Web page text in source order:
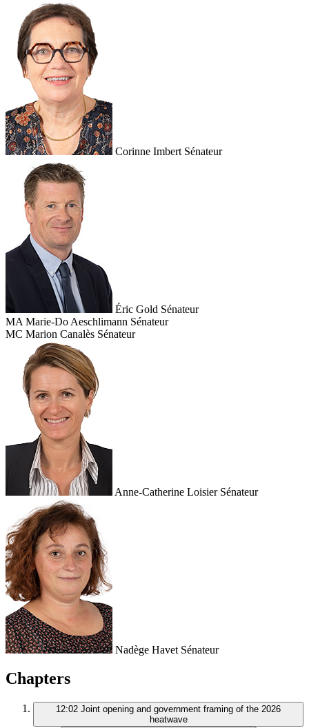
Corinne Imbert Sénateur
Éric Gold Sénateur
MA Marie-Do Aeschlimann Sénateur
MC Marion Canalès Sénateur
Anne-Catherine Loisier Sénateur
Nadège Havet Sénateur
Chapters
12:02 Joint opening and government framing of the 2026
heatwave